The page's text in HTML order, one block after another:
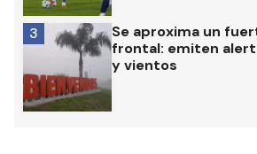
Se aproxima un
frontal: emiten
y vientos
3